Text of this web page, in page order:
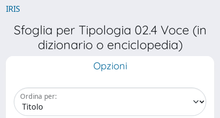
IRIS
Sfoglia per Tipologia 02.4 Voce (in
dizionario o enciclopedia)
Opzioni
Ordina per: